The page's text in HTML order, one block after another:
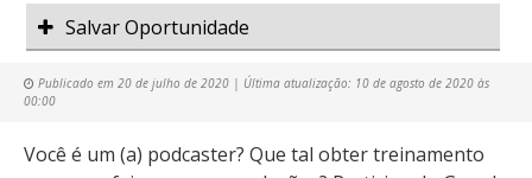
Salvar Oportunidade
Publicado em 20 de julho de 2020 | Última atualização: 10 de agosto de 2020 às
00:00
Você é um (a) podcaster? Que tal obter treinamento